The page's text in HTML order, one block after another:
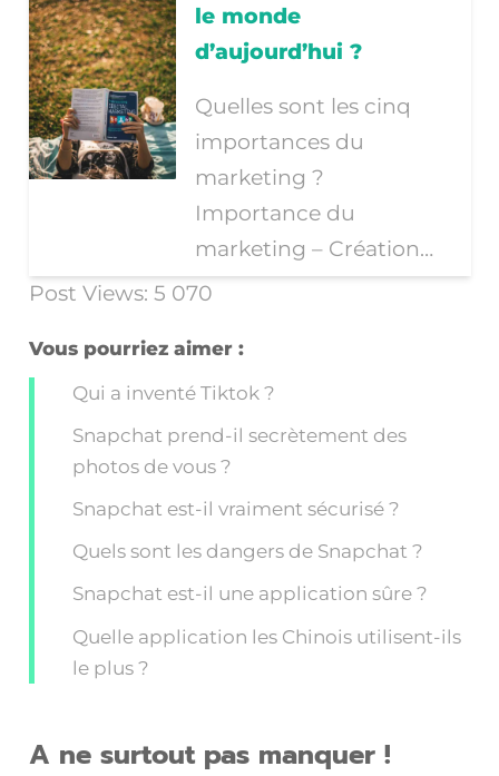
le monde
d’aujourd’hui ?
Quelles sont les cinq
importances du
marketing ?
Importance du
marketing – Création…
Post Views: 5 070
Vous pourriez aimer :
Qui a inventé Tiktok ?
Snapchat prend-il secrètement des
photos de vous ?
Snapchat est-il vraiment sécurisé ?
Quels sont les dangers de Snapchat ?
Snapchat est-il une application sûre ?
Quelle application les Chinois utilisent-ils
le plus ?
A ne surtout pas manquer !